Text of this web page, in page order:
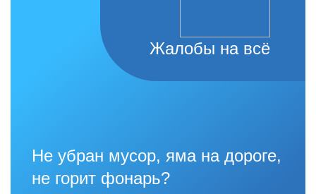
Жалобы на всё
Не убран мусор, яма на дороге,
не горит фонарь?